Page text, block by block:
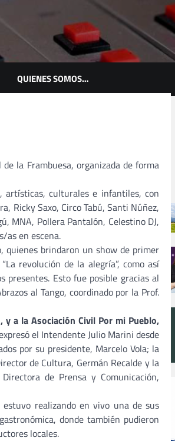
QUIENES SOMOS…
la Frambuesa, organizada de forma
artísticas, culturales e infantiles, con
Ricky Saxo, Circo Tabú, Santi Núñez,
MNA, Pollera Pantalón, Celestino DJ,
as en escena.
quienes brindaron un show de primer
revolución de la alegría”, como así
presentes. Esto fue posible gracias al
al Tango, coordinado por la Prof.
a la Asociación Civil Por mi Pueblo,
el Intendente Julio Marini desde
por su presidente, Marcelo Vola; la
de Cultura, Germán Recalde y la
de Prensa y Comunicación,
realizando en vivo una de sus
donde también pudieron
locales.
ROCK